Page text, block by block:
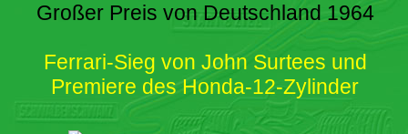
Großer Preis von Deutschland 1964
Ferrari-Sieg von John Surtees und
Premiere des Honda-12-Zylinder